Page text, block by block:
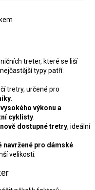
treter, které se liší
typy patří:
tretry, určené pro
vysokého výkonu a
cyklisty
dostupné tretry, ideální
navržené pro dámské
velikostí.